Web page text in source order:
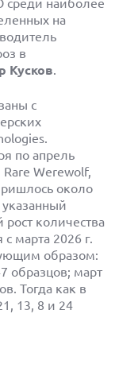
среди наиболее
на
в
Кусков.
с
по апрель
Werewolf,
около
количества
марта 2026 г.
образом:
образцов; март
Тогда как в
13, 8 и 24